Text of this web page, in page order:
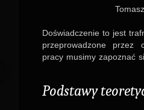
Doświad­cze­nie to jest
prze­pro­wa­dzone przez
pracy musimy zapo­znać
Pod­stawy